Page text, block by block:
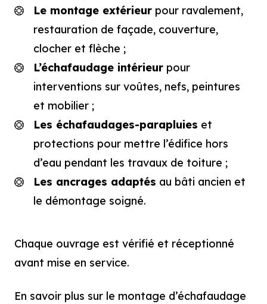
Le montage extérieur pour ravalement,
restauration de façade, couverture,
clocher et flèche ;
L’échafaudage intérieur pour
interventions sur voûtes, nefs, peintures
et mobilier ;
Les échafaudages-parapluies et
protections pour mettre l’édifice hors
d’eau pendant les travaux de toiture ;
Les ancrages adaptés au bâti ancien et
le démontage soigné.
Chaque ouvrage est vérifié et réceptionné
avant mise en service.
En savoir plus sur le montage d’échafaudage